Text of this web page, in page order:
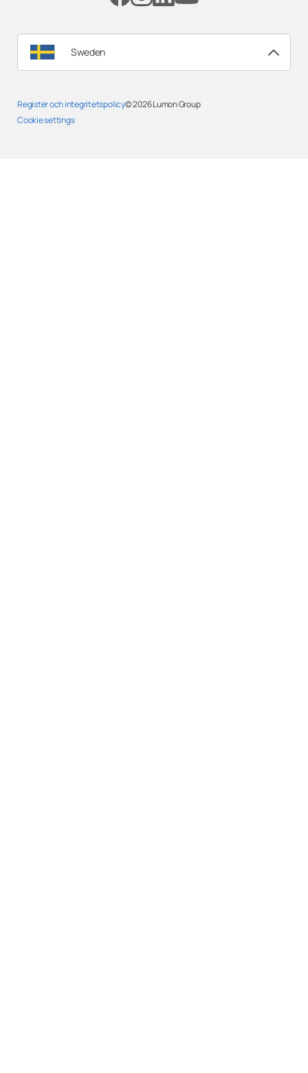
Sweden
Register och integritetspolicy
Cookie settings
© 2026Lumon Group